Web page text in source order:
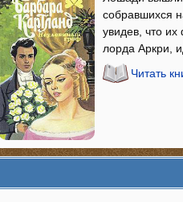
собравшихся
увидев, что
лорда Аркри,
Читать